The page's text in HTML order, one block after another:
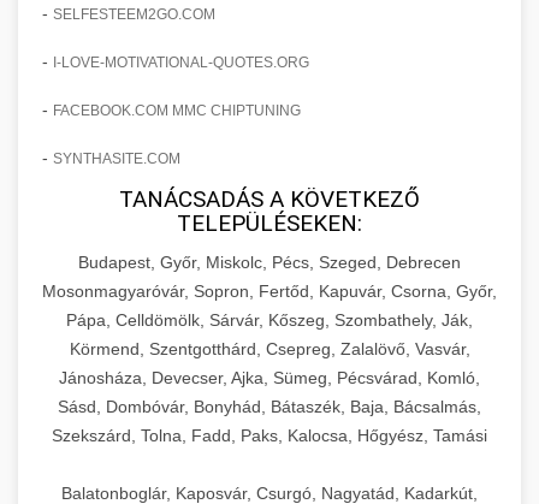
amelyek valós eredményeket hoznak.
szonyegtisztito.net
marketing stratégiai tervrajz
útjáról, bemutatva az utat a küzdő praxistól a
virágzó vállalkozásig 150%-os növekedéssel.
klinika átalakulási történet
Érdeklődés 150%-os Fokozása
Technikák és módszerek a páciensek
érdeklődésének és elkötelezettségének drámai
növeléséhez. Egy 150%-os fellendülési
esettanulmány gyakorlati betekintésekkel.
weboldal-keszites.co
elkötelezettség erősítési módszerek
🎮 19. AI Google Ads és Meta
Kampány Kezelés
Fejlett AI-alapú Google Ads és Meta hirdetési
kampánykezelés. Optimalizálja hirdetési
költségvetését gépi tanulással és
automatizálással.
aikampany.hu AI hirdetési automatizálás
🍞 20. Ipari Dagasztógép +
Professzionális ipari dagasztógépek és
tésztakeverő gépek pékségek és kereskedelmi
konyhák számára. Masszív konstrukció
megbízható teljesítményhez.
🔪 21. Ipari Szeletelőgép +
Ipari hús- és sajtszeletelő gépek professzionális
- SELFESTEEM2GO.COM
- I-LOVE-MOTIVATIONAL-QUOTES.ORG
- FACEBOOK.COM MMC CHIPTUNING
- SYNTHASITE.COM
TANÁCSADÁS A KÖVETKEZŐ
TELEPÜLÉSEKEN:
Budapest, Győr, Miskolc, Pécs, Szeged, Debrecen
Mosonmagyaróvár, Sopron, Fertőd, Kapuvár, Csorna, Győr,
Pápa, Celldömölk, Sárvár, Kőszeg, Szombathely, Ják,
Körmend, Szentgotthárd, Csepreg, Zalalövő, Vasvár,
Jánosháza, Devecser, Ajka, Sümeg, Pécsvárad, Komló,
Sásd, Dombóvár, Bonyhád, Bátaszék, Baja, Bácsalmás,
Szekszárd, Tolna, Fadd, Paks, Kalocsa, Hőgyész, Tamási
Balatonboglár, Kaposvár, Csurgó, Nagyatád, Kadarkút,